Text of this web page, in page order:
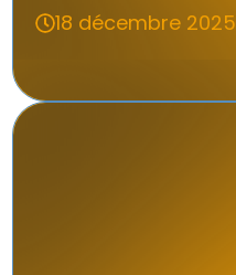
18 décembre 2025